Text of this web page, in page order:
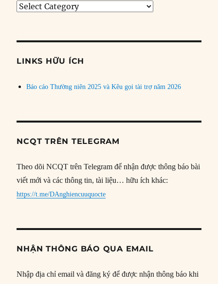
Tìm
đề
LINKS HỮU ÍCH
Báo cáo Thường niên 2025 và Kêu gọi tài trợ năm 2026
NCQT TRÊN TELEGRAM
Theo dõi NCQT trên Telegram để nhận được thông báo bài
viết mới và các thông tin, tài liệu… hữu ích khác:
https://t.me/DAnghiencuuquocte
NHẬN THÔNG BÁO QUA EMAIL
Nhập địa chỉ email và đăng ký để được nhận thông báo khi